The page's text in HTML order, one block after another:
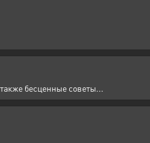
бесценные советы...